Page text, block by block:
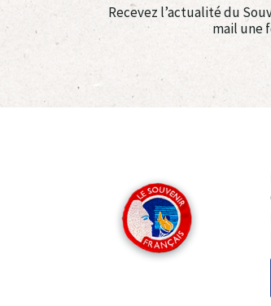
Recevez l’actualité du
mail une